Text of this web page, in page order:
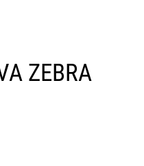
ZEBRA